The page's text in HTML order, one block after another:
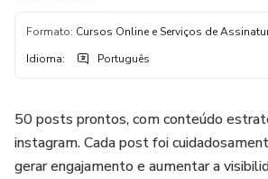
Formato: Cursos Online e Serviços de
Idioma: Português
50 posts prontos, com conteúdo
instagram. Cada post foi
gerar engajamento e aumentar a